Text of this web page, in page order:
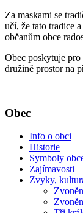
Za maskami se
učí, že tato tradice
občanům obce
Obec poskytuje
družině prostor na
Obec
Info o obci
Historie
Symboly
Zajímavosti
Zvyky,